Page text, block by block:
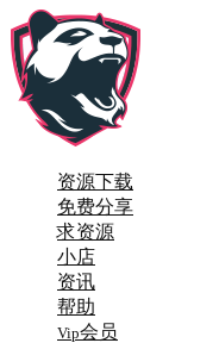
资源下载
免费分享
求资源
小店
资讯
帮助
Vip会员